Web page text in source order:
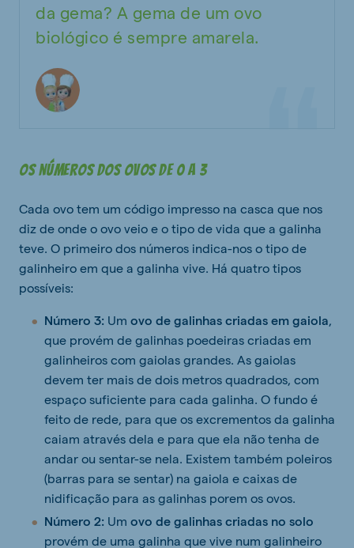
da gema? A gema de um ovo
biológico é sempre amarela.
Os números dos ovos de 0 a 3
Cada ovo tem um código impresso na casca que nos
diz de onde o ovo veio e o tipo de vida que a galinha
teve. O primeiro dos números indica-nos o tipo de
galinheiro em que a galinha vive. Há quatro tipos
possíveis:
Número 3: Um ovo de galinhas criadas em gaiola,
que provém de galinhas poedeiras criadas em
galinheiros com gaiolas grandes. As gaiolas
devem ter mais de dois metros quadrados, com
espaço suficiente para cada galinha. O fundo é
feito de rede, para que os excrementos da galinha
caiam através dela e para que ela não tenha de
andar ou sentar-se nela. Existem também poleiros
(barras para se sentar) na gaiola e caixas de
nidificação para as galinhas porem os ovos.
Número 2: Um ovo de galinhas criadas no solo
provém de uma galinha que vive num galinheiro